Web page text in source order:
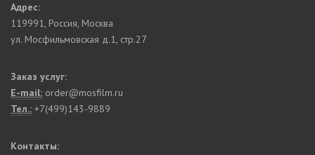
Адрес:
119991, Россия, Москва
ул. Мосфильмовская д.1, стр.27
Заказ услуг:
E-mail: order@mosfilm.ru
Тел.: +7(499)143-9889
Контакты: